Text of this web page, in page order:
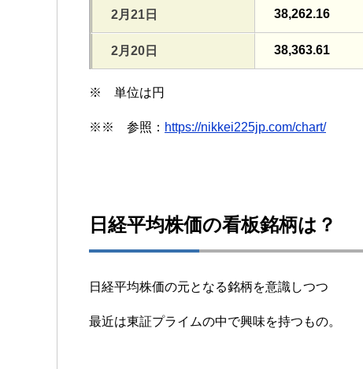
2月21日 38,262.16
2月20日 38,363.61
※ 単位は円
※※ 参照： https://nikkei225jp.com/chart/
日経平均株価の看板銘柄は？
日経平均株価の元となる銘柄を意識しつつ
最近は東証プライムの中で興味を持つもの。